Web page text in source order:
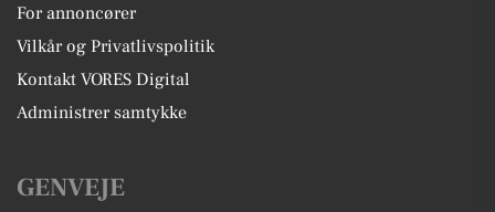
For annoncører
Vilkår og Privatlivspolitik
Kontakt VORES Digital
Administrer samtykke
GENVEJE